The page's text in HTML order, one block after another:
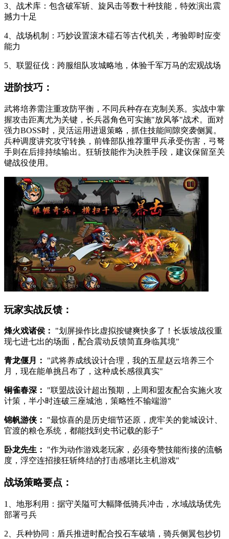
3、战术库：包含破军斩、旋风击等数十种技能，特效演出震
撼力十足
4、战场机制：巧妙设置滚木礌石等古代机关，考验即时应变
能力
5、联盟征伐：跨服组队攻城略地，体验千军万马的宏观战场
进阶技巧：
武将培养需注重攻防平衡，不同兵种存在克制关系。实战中掌
握攻击距离尤为关键，长兵器角色可实施"放风筝"战术。面对
强力BOSS时，灵活运用进退策略，抓住技能间隙突袭侧翼。
兵种调度讲究攻守转换，前锋部队推荐重甲兵承受伤害，弓弩
手则在后排持续输出。狂斩技能作为决胜手段，建议保留至关
键战役使用。
玩家实战反馈：
烽火戏诸侯：
"划屏操作比虚拟按键爽快多了！长坂坡战役重
现七进七出的场面，配合震动反馈简直身临其境"
青龙偃月：
"武将养成线设计合理，我的五星赵云培养三个
月，现在能单挑吕布了，这种成长感很真实"
铜雀春深：
"联盟战设计超出预期，上周和盟友配合实施火攻
计策，半小时连破三座城池，策略性不输端游"
锦帆游侠：
"最惊喜的是历史细节还原，虎牢关的瓮城设计、
官渡的粮仓系统，都能找到史书记载的影子"
卧龙先生：
"作为动作游戏老玩家，必须夸赞技能衔接的流畅
度，浮空连招接狂斩终结的打击感堪比主机游戏"
战场策略要点：
1、地形利用：据守关隘可大幅降低骑兵冲击，水域战场优先
部署弓兵
2、兵种协同：盾兵推进时配合投石车破墙，骑兵侧翼包抄切